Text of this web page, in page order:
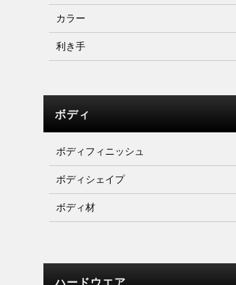
カラー
利き手
ボディ
ボディフィニッシュ
ボディシェイプ
ボディ材